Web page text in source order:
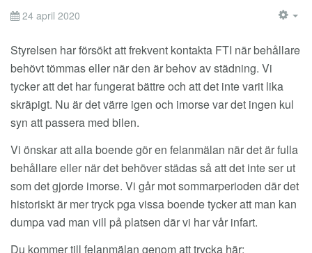
24 april 2020
Styrelsen har försökt att frekvent kontakta FTI när behållare
behövt tömmas eller när den är behov av städning. Vi
tycker att det har fungerat bättre och att det inte varit lika
skräpigt. Nu är det värre igen och imorse var det ingen kul
syn att passera med bilen.
Vi önskar att alla boende gör en felanmälan när det är fulla
behållare eller när det behöver städas så att det inte ser ut
som det gjorde imorse. Vi går mot sommarperioden där det
historiskt är mer tryck pga vissa boende tycker att man kan
dumpa vad man vill på platsen där vi har vår infart.
Du kommer till felanmälan genom att trycka här: